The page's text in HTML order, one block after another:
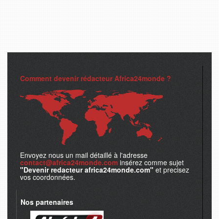
Comment devenir rédacteur Africa24monde ?
Envoyez nous un mail détaillé à l'adresse
contact@africa24monde.com insérez comme sujet
"Devenir redacteur africa24monde.com" et precisez
vos coordonnées.
Nos partenaires